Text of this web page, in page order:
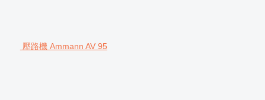
壓路機 Ammann AV 95